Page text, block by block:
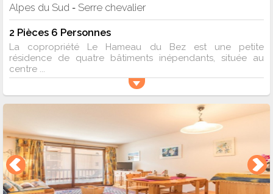
Alpes du Sud - Serre chevalier
2 Pièces 6 Personnes
La copropriété Le Hameau du Bez est une petite
résidence de quatre bâtiments inépendants, située au
centre ...